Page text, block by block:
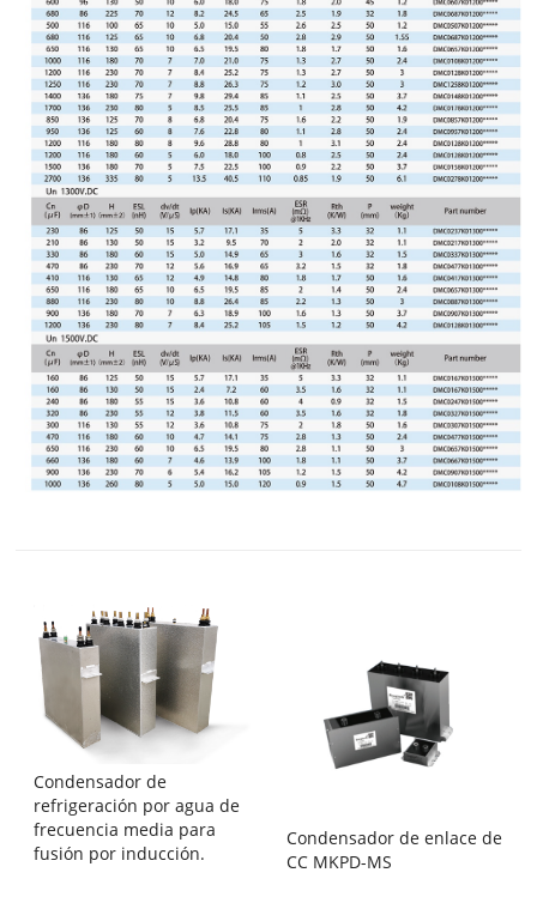
Condensador de
refrigeración por agua de
frecuencia media para
fusión por inducción.
Condensador de enlace de
CC MKPD-MS